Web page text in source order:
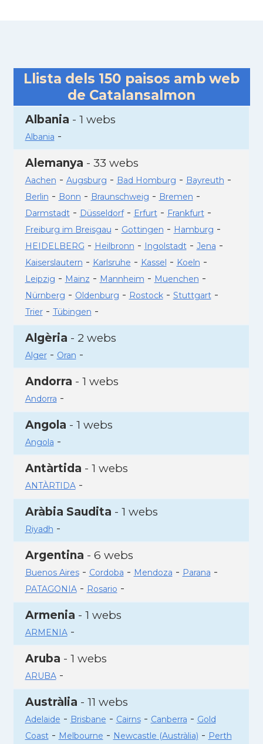
Llista dels 150 paisos amb web
de Catalansalmon
Albania - 1 webs
Albania -
Alemanya - 33 webs
Aachen - Augsburg - Bad Homburg - Bayreuth -
Berlin - Bonn - Braunschweig - Bremen -
Darmstadt- Düsseldorf- Erfurt- Frankfurt-
Freiburg im Breisgau - Gottingen - Hamburg -
HEIDELBERG - Heilbronn - Ingolstadt- Jena -
Kaiserslautern - Karlsruhe - Kassel - Koeln -
Leipzig - Mainz - Mannheim - Muenchen -
Nürnberg - Oldenburg - Rostock- Stuttgart-
Trier- Tübingen -
Algèria - 2 webs
Alger- Oran -
Andorra - 1 webs
Andorra -
Angola - 1 webs
Angola -
Antàrtida - 1 webs
ANTÀRTIDA-
Aràbia Saudita - 1 webs
Riyadh -
Argentina - 6 webs
Buenos Aires- Cordoba - Mendoza - Parana -
PATAGONIA- Rosario -
Armenia - 1 webs
ARMENIA-
Aruba - 1 webs
ARUBA-
Austràlia - 11 webs
Adelaide - Brisbane - Cairns- Canberra - Gold
Coast- Melbourne - Newcastle (Austràlia) - Perth